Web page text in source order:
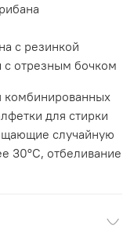
с резинкой
с отрезным бочком
комбинированных
для стирки
случайную
30°C, отбеливание